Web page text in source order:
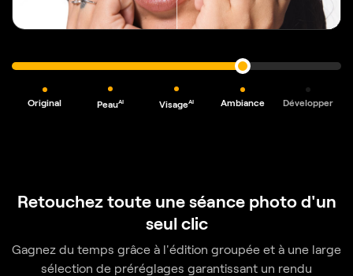
Original PeauAI VisageAI Ambiance Développer
Retouchez toute une séance photo d'un
seul clic
Gagnez du temps grâce à l'édition groupée et à une large
sélection de préréglages garantissant un rendu